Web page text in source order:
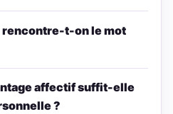
rencontre-t-on le mot
affectif suffit-elle
?